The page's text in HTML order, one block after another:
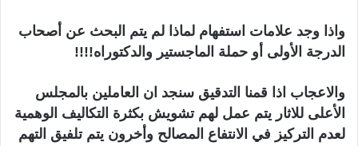
واذا وجد علامات استفهام لماذا لم يتم البحث عن أصحاب
الدرجة الأولى أو حملة الماجستير والدكتوراه!!!!
والاعجاب اذا قمنا التدقيق سنجد ان العاملين بالمجلس
الأعلى للاثار يتم عمل لهم تشويش بكثرة التكاليف الوهمية
لعدم التركيز في الانتفاع المصالح وأخرون يتم تلفيق التهم